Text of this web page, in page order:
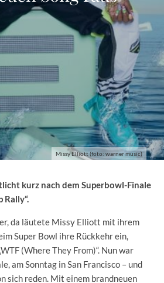
Missy Elliott (foto: warner music)
kurz nach dem Superbowl-Finale
Rally“.
da läutete Missy Elliott mit ihrem
Super Bowl ihre Rückkehr ein,
(Where They From)“. Nun war
am Sonntag in San Francisco – und
sich reden. Mit einem brandneuen